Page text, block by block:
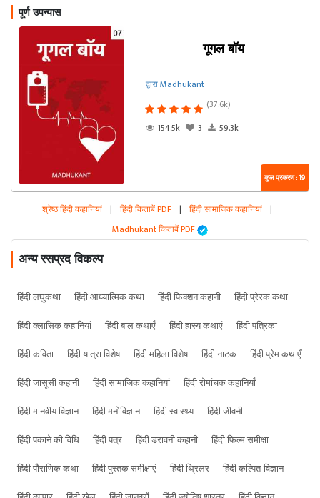
पूर्ण उपन्यास
गूगल बॉय
द्वारा Madhukant
(37.6k)
154.5k
3 59.3k
कुल प्रकरण : 19
श्रेष्ठ हिंदी कहानियां | हिंदी किताबें PDF | हिंदी सामाजिक कहानियां |
Madhukant किताबें PDF
अन्य रसप्रद विकल्प
हिंदी लघुकथा हिंदी आध्यात्मिक कथा हिंदी फिक्शन कहानी
हिंदी प्रेरक कथा
हिंदी क्लासिक कहानियां
हिंदी बाल कथाएँ हिंदी हास्य कथाएं
हिंदी पत्रिका
हिंदी कविता
हिंदी यात्रा विशेष हिंदी महिला विशेष हिंदी नाटक
हिंदी प्रेम कथाएँ
हिंदी जासूसी कहानी
हिंदी सामाजिक कहानियां
हिंदी रोमांचक कहानियाँ
हिंदी मानवीय विज्ञान
हिंदी मनोविज्ञान हिंदी स्वास्थ्य
हिंदी जीवनी
हिंदी पकाने की विधि
हिंदी पत्र हिंदी डरावनी कहानी
हिंदी फिल्म समीक्षा
हिंदी पौराणिक कथा
हिंदी पुस्तक समीक्षाएं हिंदी थ्रिलर
हिंदी कल्पित-विज्ञान